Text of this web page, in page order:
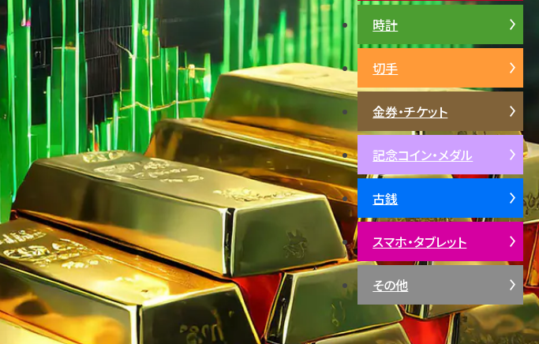
サファイア
パール
サンゴ
ヒスイ
時計
切手
金券・チケット
記念コイン・メダル
古銭
スマホ・タブレット
その他